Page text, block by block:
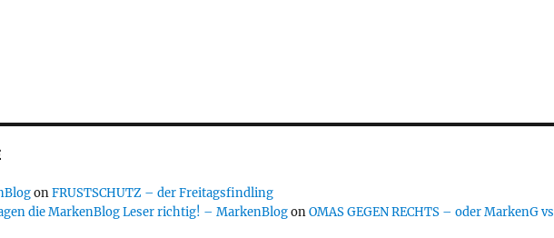
onFRUSTSCHUTZ – der Freitagsfindling
die MarkenBlog Leser richtig! – MarkenBlogonOMAS GEGEN RECHTS – oder MarkenG vs